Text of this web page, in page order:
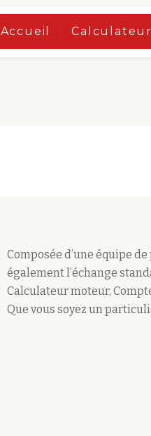
Accueil
Composée d’une équipe
également l’échange
Calculateur moteur,
Que vous soyez un